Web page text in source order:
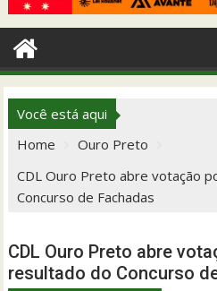
Você está aqui
Home
Ouro Preto
CDL Ouro Preto abre votação
Concurso de Fachadas
CDL Ouro Preto abre
resultado do Concurso